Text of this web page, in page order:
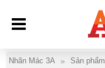
Nhãn Mác 3A Sản phẩm